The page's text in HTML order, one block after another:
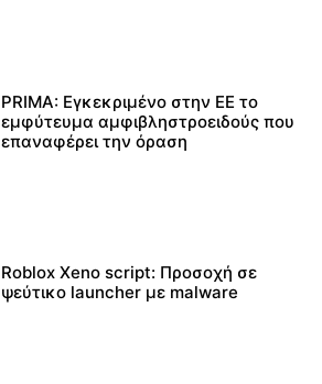
PRIMA: Εγκεκριμένο στην ΕΕ το
εμφύτευμα αμφιβληστροειδούς που
επαναφέρει την όραση
Roblox Xeno script: Προσοχή σε
ψεύτικο launcher με malware